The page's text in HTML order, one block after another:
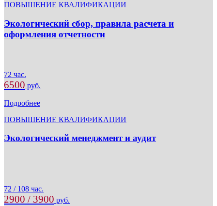
ПОВЫШЕНИЕ КВАЛИФИКАЦИИ
Экологический сбор, правила расчета и
оформления отчетности
72 час.
6500 руб.
Подробнее
ПОВЫШЕНИЕ КВАЛИФИКАЦИИ
Экологический менеджмент и аудит
72 / 108 час.
2900 / 3900 руб.